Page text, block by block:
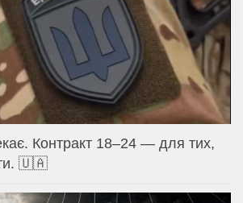
Контракт 18–24 — для тих,
🇺🇦